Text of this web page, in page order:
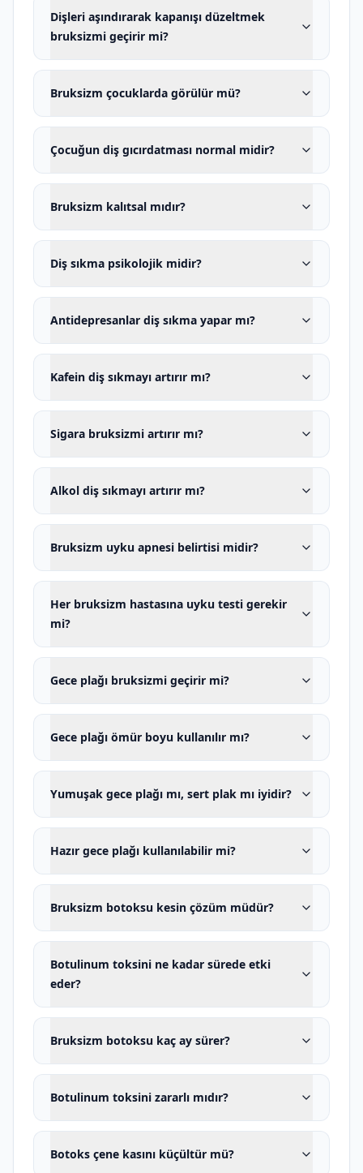
incelenir.
Bruksizm nedir?
Bruksizm, çiğneme kaslarının tekrarlayıcı
aktivitesini tanımlayan genel bir terimdir.
Bu aktivite diş sıkma, diş gıcırdatma,
dişleri birbirine bastırma, alt çeneyi öne
veya yana itme ve çeneyi kasılı
pozisyonda tutma şeklinde görülebilir.
durumun ortaya çıkış mekanizmaları,
fark edilme biçimleri ve tedavi
yaklaşımları birbirinden farklı olabilir.
Uyku bruksizmi nedir?
Uyku bruksizmi, kişi uyurken ortaya
çıkan ritmik veya ritmik olmayan
çiğneme kası aktivitesidir. Hasta çoğu
zaman dişlerini sıktığının veya
gıcırdattığının farkında değildir. Durumu
ağrısı, kırılan dolgu ya da diş veya diş
hekimi muayenesi sonucunda fark
edebilir.
dişlerini ses çıkarmadan güçlü biçimde
sıkabilir. Uyku bruksizmi yalnızca
psikolojik bir davranış olarak
görülmemelidir. Uyku evreleri, mikro-
uyanıklıklar, otonom sinir sistemi
aktivitesi, genetik yatkınlık, bazı ilaçlar
ve eşlik eden uyku bozukluklarıyla ilişkili
olabilir.
Uyku bruksizmi bir uyku hastalığı mıdır?
bruksizmi mutlaka tedavi edilmesi
restorasyon hasarı, kas ve eklem ağrısı,
sabah çene yorgunluğu, sık kırılan
kaplama veya implant protezleri, uyku
bozukluğu belirtileri, eşlik eden horlama
veya nefes durması, ileri kas hipertrofisi
Dişleri aşındırarak kapanışı düzeltmek
bruksizmi geçirir mi?
Bruksizm çocuklarda görülür mü?
Çocuğun diş gıcırdatması normal midir?
Bruksizm kalıtsal mıdır?
Diş sıkma psikolojik midir?
Antidepresanlar diş sıkma yapar mı?
Kafein diş sıkmayı artırır mı?
Sigara bruksizmi artırır mı?
Alkol diş sıkmayı artırır mı?
Bruksizm uyku apnesi belirtisi midir?
Her bruksizm hastasına uyku testi gerekir
mi?
Gece plağı bruksizmi geçirir mi?
Gece plağı ömür boyu kullanılır mı?
Yumuşak gece plağı mı, sert plak mı iyidir?
Hazır gece plağı kullanılabilir mi?
Bruksizm botoksu kesin çözüm müdür?
Botulinum toksini ne kadar sürede etki
eder?
Bruksizm botoksu kaç ay sürer?
Botulinum toksini zararlı mıdır?
Botoks çene kasını küçültür mü?